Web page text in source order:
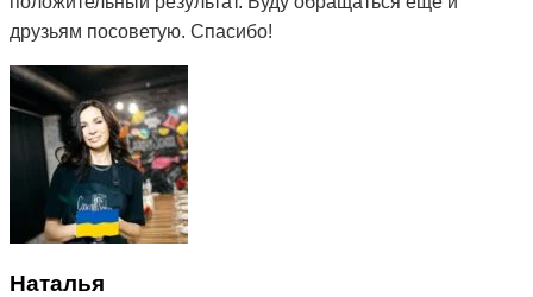
друзьям посоветую. Спасибо!
Наталья